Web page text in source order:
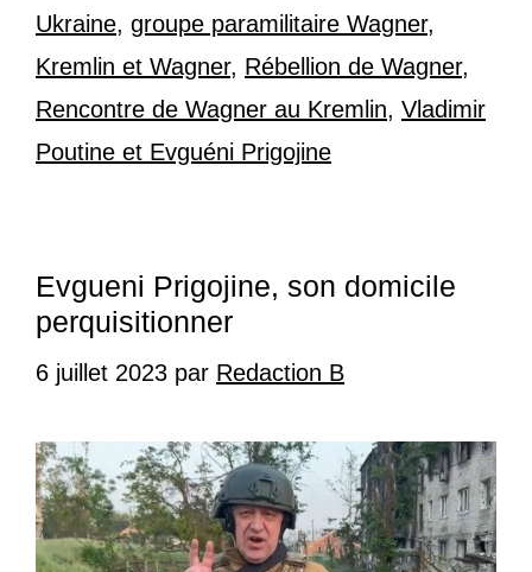
Ukraine, groupe paramilitaire Wagner,
Kremlin et Wagner, Rébellion de Wagner,
Rencontre de Wagner au Kremlin, Vladimir
Poutine et Evguéni Prigojine
Evgueni Prigojine, son domicile
perquisitionner
6 juillet 2023 par Redaction B